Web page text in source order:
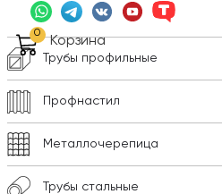
Корзина
0
Композитная арматура
Трубы профильные
Профнастил
Металлочерепица
Трубы стальные